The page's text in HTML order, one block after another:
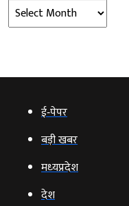
Archives
ई‑पेपर
बड़ी खबर
मध्‍यप्रदेश
देश